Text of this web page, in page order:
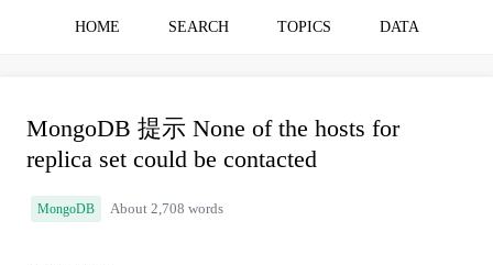
HOME SEARCH TOPICS DATA
MongoDB 提示 None of the hosts for
replica set could be contacted
MongoDB About 2,708 words